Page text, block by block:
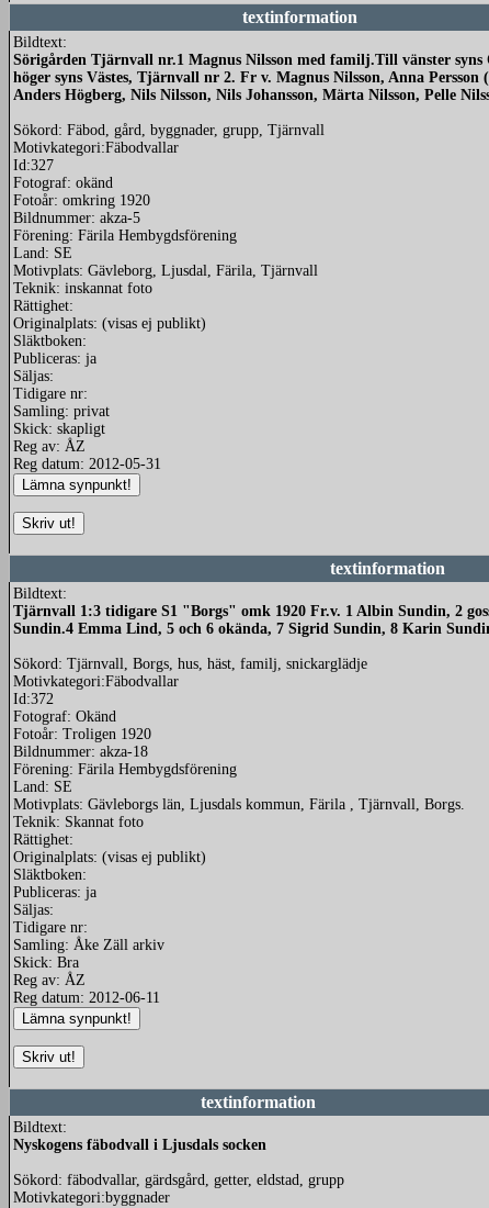
textinformation
Bildtext:
Sörigården Tjärnvall nr.1 Magnus Nilsson med familj.Till vänster syns
höger syns Västes, Tjärnvall nr 2. Fr v. Magnus Nilsson, Anna Persson
Anders Högberg, Nils Nilsson, Nils Johansson, Märta Nilsson, Pelle
Sökord: Fäbod, gård, byggnader, grupp, Tjärnvall
Motivkategori:Fäbodvallar
Id:327
Fotograf: okänd
Fotoår: omkring 1920
Bildnummer: akza-5
Förening: Färila Hembygdsförening
Land: SE
Motivplats: Gävleborg, Ljusdal, Färila, Tjärnvall
Teknik: inskannat foto
Rättighet:
Originalplats: (visas ej publikt)
Släktboken:
Publiceras: ja
Säljas:
Tidigare nr:
Samling: privat
Skick: skapligt
Reg av: ÅZ
Reg datum: 2012-05-31
textinformation
Bildtext:
Tjärnvall 1:3 tidigare S1 "Borgs" omk 1920 Fr.v. 1 Albin Sundin, 2
Sundin.4 Emma Lind, 5 och 6 okända, 7 Sigrid Sundin, 8 Karin
Sökord: Tjärnvall, Borgs, hus, häst, familj, snickarglädje
Motivkategori:Fäbodvallar
Id:372
Fotograf: Okänd
Fotoår: Troligen 1920
Bildnummer: akza-18
Förening: Färila Hembygdsförening
Land: SE
Motivplats: Gävleborgs län, Ljusdals kommun, Färila , Tjärnvall, Borgs.
Teknik: Skannat foto
Rättighet:
Originalplats: (visas ej publikt)
Släktboken:
Publiceras: ja
Säljas:
Tidigare nr:
Samling: Åke Zäll arkiv
Skick: Bra
Reg av: ÅZ
Reg datum: 2012-06-11
textinformation
Bildtext:
Nyskogens fäbodvall i Ljusdals socken
Sökord: fäbodvallar, gärdsgård, getter, eldstad, grupp
Motivkategori:byggnader